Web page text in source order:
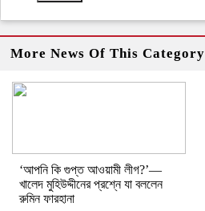
More News Of This Category
‘আপনি কি গুপ্ত আওয়ামী লীগ?’—
খালেদ মুহিউদ্দীনের প্রশ্নে যা বললেন
রুমিন ফারহানা